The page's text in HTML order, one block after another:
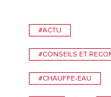
#ACTU
#CONSEILS ET
#CHAUFFE-EAU